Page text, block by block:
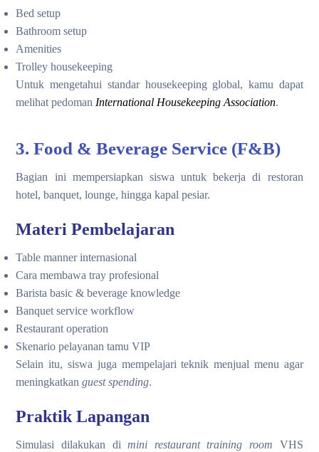
Bed setup
Bathroom setup
Amenities
Trolley housekeeping
Untuk mengetahui standar housekeeping global, kamu dapat
melihat pedoman International Housekeeping Association.
3. Food & Beverage Service (F&B)
Bagian ini mempersiapkan siswa untuk bekerja di restoran
hotel, banquet, lounge, hingga kapal pesiar.
Materi Pembelajaran
Table manner internasional
Cara membawa tray profesional
Barista basic & beverage knowledge
Banquet service workflow
Restaurant operation
Skenario pelayanan tamu VIP
Selain itu, siswa juga mempelajari teknik menjual menu agar
meningkatkanguest spending.
Praktik Lapangan
Simulasi dilakukan dimini restaurant training room VHS